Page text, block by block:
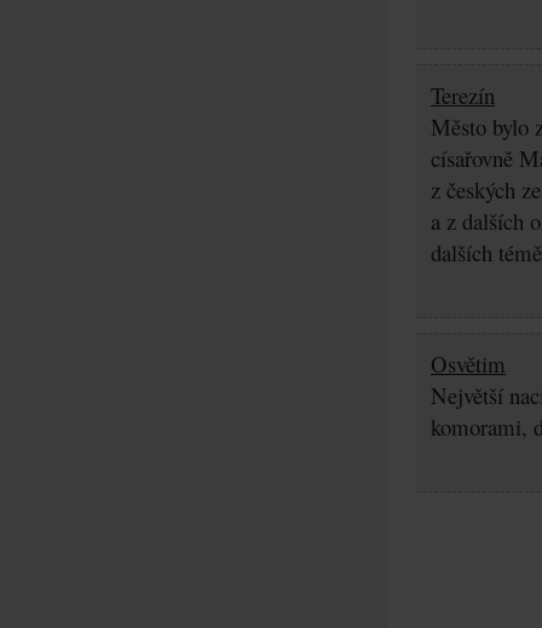
Terezín
Město bylo
císařovně
z českých
a z dalších
dalších
Osvětim
Největší
komorami,